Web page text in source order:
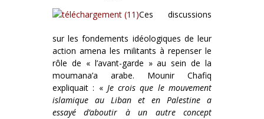
Ces discussions
sur les fondements idéologiques de leur
action amena les militants à repenser le
rôle de « l’avant-garde » au sein de la
moumana’a arabe. Mounir Chafiq
expliquait : « Je crois que le mouvement
islamique au Liban et en Palestine a
essayé d’aboutir à un autre concept